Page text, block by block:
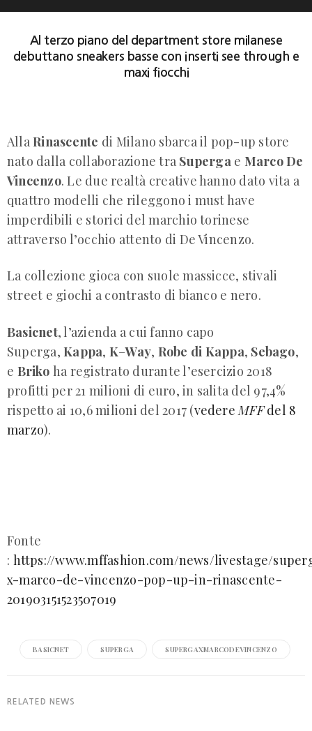
Al terzo piano del department store milanese
debuttano sneakers basse con inserti see through e
maxi fiocchi
Alla Rinascente di Milano sbarca il pop-up store
nato dalla collaborazione tra Superga e MarcoDe
Vincenzo. Le due realtà creative hanno dato vita a
quattro modelli che rileggono i must have
imperdibili e storici del marchio torinese
attraverso l’occhio attento di De Vincenzo.
La collezione gioca con suole massicce, stivali
street e giochi a contrasto di bianco e nero.
Basicnet, l’azienda a cui fanno capo
Superga,Kappa, K–Way, Robe di Kappa, Sebago,
e Briko ha registrato durante l’esercizio 2018
profitti per 21 milioni di euro, in salita del 97,4%
rispetto ai 10,6 milioni del 2017 (vedereMFFdel 8
marzo).
Fonte
: https://www.mffashion.com/news/livestage/
x-marco-de-vincenzo-pop-up-in-rinascente-
201903151523507019
BASICNET SUPERGA SUPERGAXMARCODEVINCENZO
RELATED NEWS